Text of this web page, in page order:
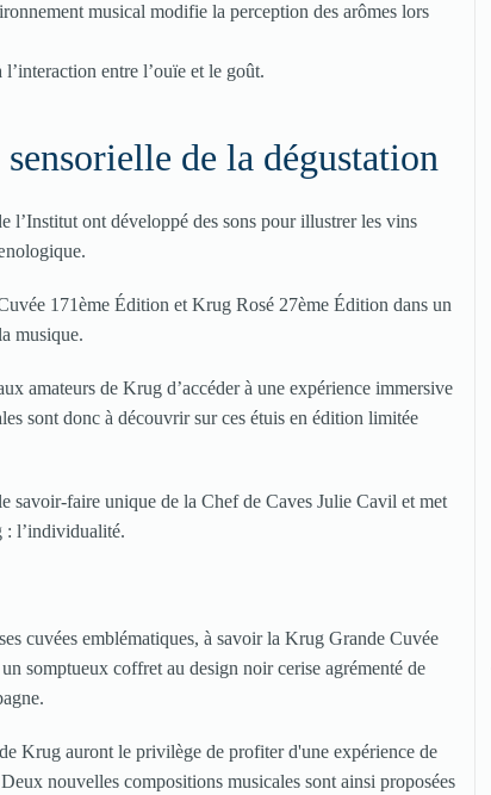
musical modifie la perception des arômes lors
entre l’ouïe et le goût.
de la dégustation
ont développé des sons pour illustrer les vins
171ème Édition et Krug Rosé 27ème Édition dans un
musique.
amateurs de Krug d’accéder à une expérience immersive
sont donc à découvrir sur ces étuis en édition limitée
savoir-faire unique de la Chef de Caves Julie Cavil et met
: l’individualité.
cuvées emblématiques, à savoir la Krug Grande Cuvée
somptueux coffret au design noir cerise agrémenté de
Krug auront le privilège de profiter d'une expérience de
nouvelles compositions musicales sont ainsi proposées